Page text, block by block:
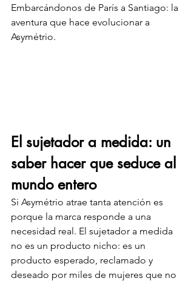
Embarcándonos de París a Santiago: la
aventura que hace evolucionar a
Asymétrio.
El sujetador a medida: un
saber hacer que seduce al
mundo entero
Si Asymétrio atrae tanta atención es
porque la marca responde a una
necesidad real. El sujetador a medida
no es un producto nicho: es un
producto esperado, reclamado y
deseado por miles de mujeres que no